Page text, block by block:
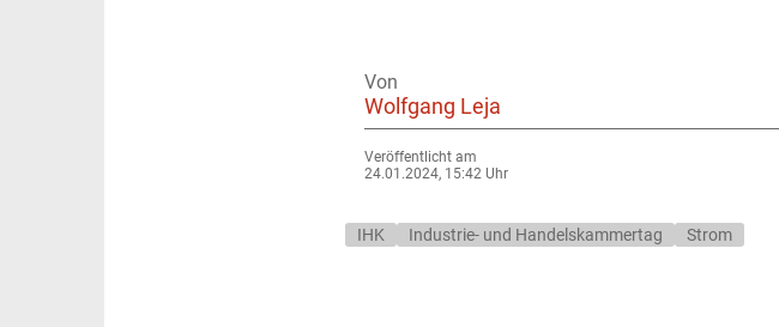
Von
Wolfgang Leja
Veröffentlicht am
24.01.2024, 15:42 Uhr
IHK Industrie- und Handelskammertag Strom